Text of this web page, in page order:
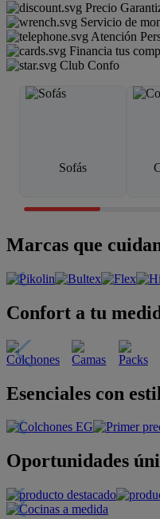
Precio
Servicio de
Atención
Financia tus
Club Confo
Sofás
Marcas que
Confort a tu
Esenciales con
Oportunidades